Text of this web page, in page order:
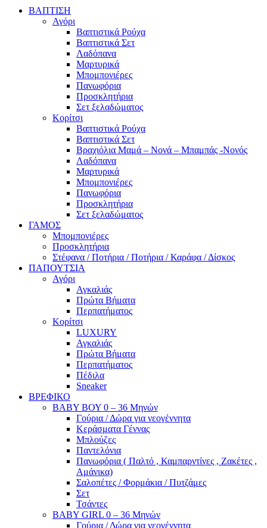
ΒΑΠΤΙΣΗ
Αγόρι
Βαπτιστικά Ρούχα
Βαπτιστικά Σετ
Λαδόπανα
Μαρτυρικά
Μπομπονιέρες
Πανωφόρια
Προσκλητήρια
Σετ ξελαδώματος
Κορίτσι
Βαπτιστικά Ρούχα
Βαπτιστικά Σετ
Βραχιόλια Μαμά – Νονά – Μπαμπάς -Νονός
Λαδόπανα
Μαρτυρικά
Μπομπονιέρες
Πανωφόρια
Προσκλητήρια
Σετ ξελαδώματος
ΓΑΜΟΣ
Μπομπονιέρες
Προσκλητήρια
Στέφανα / Ποτήρια / Ποτήρια / Καράφα / Δίσκος
ΠΑΠΟΥΤΣΙΑ
Αγόρι
Αγκαλιάς
Πρώτα Βήματα
Περπατήματος
Κορίτσι
LUXURY
Αγκαλιάς
Πρώτα Βήματα
Περπατήματος
Πέδιλα
Sneaker
ΒΡΕΦΙΚΟ
ΒΑΒΥ ΒΟΥ 0 – 36 Μηνών
Γούρια / Δώρα για νεογέννητα
Κεράσματα Γέννας
Μπλούζες
Παντελόνια
Πανωφόρια ( Παλτό , Καμπαρντίνες , Ζακέτες ,
Αμάνικα)
Σαλοπέτες / Φορμάκια / Πυτζάμες
Σετ
Τσάντες
BABY GIRL 0 – 36 Μηνών
Γούρια / Δώρα για νεογέννητα